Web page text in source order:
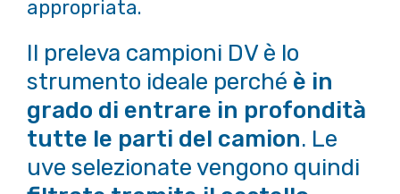
appropriata.
Il preleva campioni DV è lo
strumento ideale perché è in
grado di entrare in profondità
tutte le parti del camion. Le
uve selezionate vengono quindi